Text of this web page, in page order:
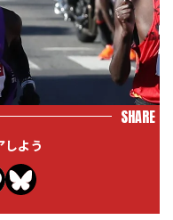
SHARE
しよう